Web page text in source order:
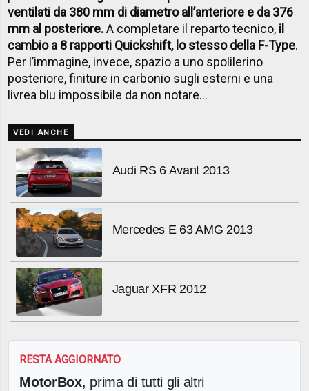
ventilati da 380 mm di diametro all’anteriore e da 376
mm al posteriore.A completare il reparto tecnico, il
cambio a 8 rapporti Quickshift, lo stesso della F-Type.
Per l’immagine, invece, spazio a uno spolilerino
posteriore, finiture in carbonio sugli esterni e una
livrea blu impossibile da non notare…
VEDI ANCHE
Audi RS 6 Avant 2013
Mercedes E 63 AMG 2013
Jaguar XFR 2012
RESTA AGGIORNATO
MotorBox, prima di tutti gli altri